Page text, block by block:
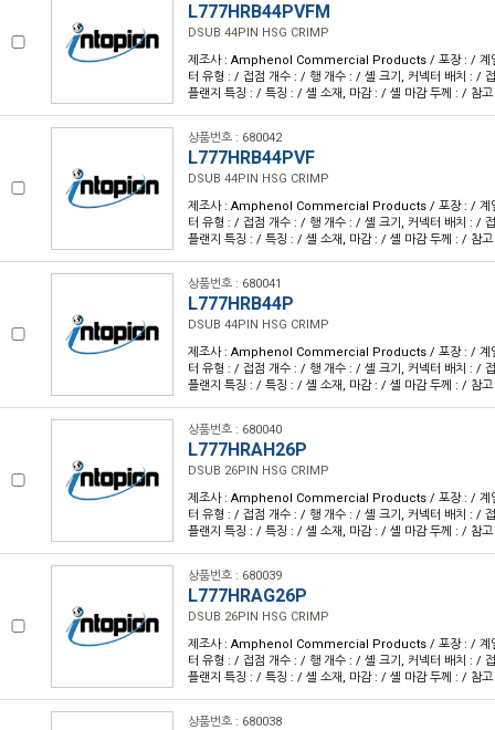
L777HRB44PVFM
DSUB 44PIN HSG CRIMP
제조사 : Amphenol Commercial Products / 포장 : / 계
터 유형 : / 접점 개수 : / 행 개수 : / 셸 크기, 커넥터 배치 : /
플랜지 특징 : / 특징 : / 셸 소재, 마감 : / 셸 마감 두께 : / 참
상품번호 : 680042
L777HRB44PVF
DSUB 44PIN HSG CRIMP
제조사 : Amphenol Commercial Products / 포장 : / 계
터 유형 : / 접점 개수 : / 행 개수 : / 셸 크기, 커넥터 배치 : /
플랜지 특징 : / 특징 : / 셸 소재, 마감 : / 셸 마감 두께 : / 참
상품번호 : 680041
L777HRB44P
DSUB 44PIN HSG CRIMP
제조사 : Amphenol Commercial Products / 포장 : / 계
터 유형 : / 접점 개수 : / 행 개수 : / 셸 크기, 커넥터 배치 : /
플랜지 특징 : / 특징 : / 셸 소재, 마감 : / 셸 마감 두께 : / 참
상품번호 : 680040
L777HRAH26P
DSUB 26PIN HSG CRIMP
제조사 : Amphenol Commercial Products / 포장 : / 계
터 유형 : / 접점 개수 : / 행 개수 : / 셸 크기, 커넥터 배치 : /
플랜지 특징 : / 특징 : / 셸 소재, 마감 : / 셸 마감 두께 : / 참
상품번호 : 680039
L777HRAG26P
DSUB 26PIN HSG CRIMP
제조사 : Amphenol Commercial Products / 포장 : / 계
터 유형 : / 접점 개수 : / 행 개수 : / 셸 크기, 커넥터 배치 : /
플랜지 특징 : / 특징 : / 셸 소재, 마감 : / 셸 마감 두께 : / 참
상품번호 : 680038